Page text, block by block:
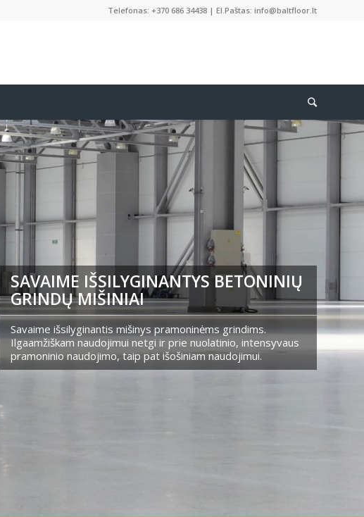
Telefonas: +370 686 34438 | El.Paštas: info@baltfloor.lt
SAVAIME IŠSILYGINANTYS BETONINIŲ
GRINDŲ MIŠINIAI
Savaime išsilyginantis mišinys pramoninėms grindims.
Ilgaamžiškam naudojimui netgi ir prie nuolatinio, intensyvaus
pramoninio naudojimo, taip pat išošiniam naudojimui.